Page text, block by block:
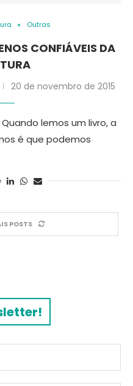
Outras
CONFIÁVEIS DA
20 de novembro de 2015
lemos um livro, a
é que podemos
POSTS